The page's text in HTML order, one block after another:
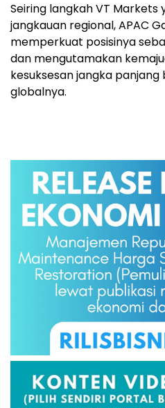
Seiring langkah VT
jangkauan regional, APAC
memperkuat posisinya
dan mengutamakan
kesuksesan jangka
globalnya.